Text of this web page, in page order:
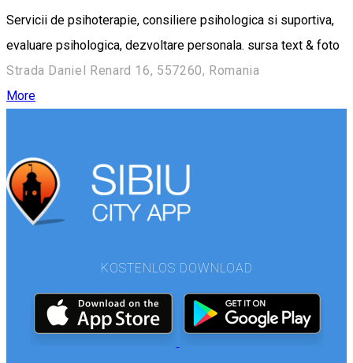
Servicii de psihoterapie, consiliere psihologica si suportiva,
evaluare psihologica, dezvoltare personala. sursa text & foto
Strada Daniel Renard 16, 557260, Romania
More
KOSTENLOS DOWNLOAD